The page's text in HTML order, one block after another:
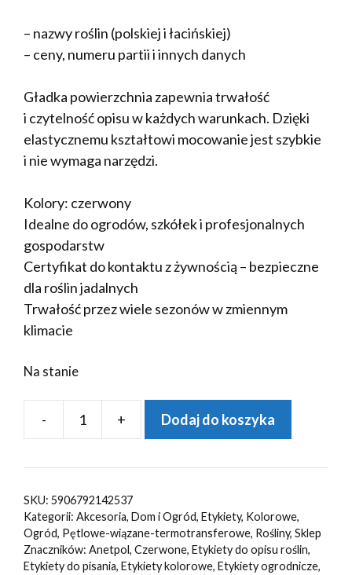
– nazwy roślin (polskiej i łacińskiej)
– ceny, numeru partii i innych danych
Gładka powierzchnia zapewnia trwałość
i czytelność opisu w każdych warunkach. Dzięki
elastycznemu kształtowi mocowanie jest szybkie
i nie wymaga narzędzi.
Kolory: czerwony
Idealne do ogrodów, szkółek i profesjonalnych
gospodarstw
Certyfikat do kontaktu z żywnością – bezpieczne
dla roślin jadalnych
Trwałość przez wiele sezonów w zmiennym
klimacie
Na stanie
-
ilość
ogrodnicze/sadownicze
CZERWONE
200x17mm(17x200)
5000szt
+ Dodaj do koszyka
SKU: 5906792142537
Kategorii: Akcesoria, Dom i Ogród, Etykiety, Kolorowe,
Ogród, Pętlowe-wiązane-termotransferowe, Rośliny, Sklep
Znaczników: Anetpol , Czerwone, Etykiety do opisu roślin,
Etykiety do pisania, Etykiety kolorowe, Etykiety ogrodnicze,